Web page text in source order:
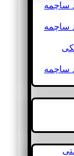
ساچمه
ساچمه
ساچمه